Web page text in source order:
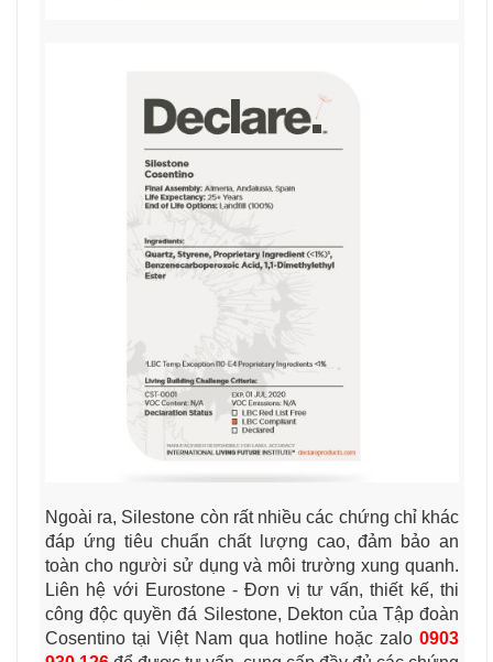
Ngoài ra, Silestone còn rất nhiều các chứng chỉ khác
đáp ứng tiêu chuẩn chất lượng cao, đảm bảo an
toàn cho người sử dụng và môi trường xung quanh.
Liên hệ với Eurostone - Đơn vị tư vấn, thiết kế, thi
công độc quyền đá Silestone, Dekton của Tập đoàn
Cosentino tại Việt Nam qua hotline hoặc zalo 0903